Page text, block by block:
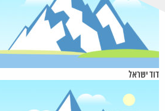
דוד ישראל